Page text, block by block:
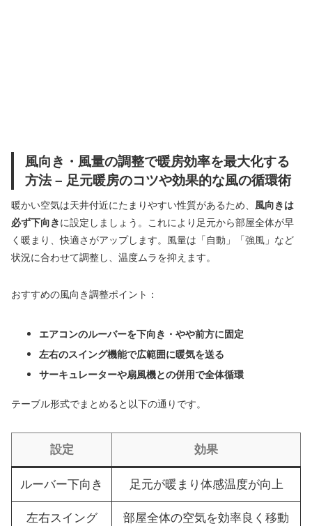
風向き・風量の調整で暖房効率を最大化する
方法 – 足元暖房のコツや効果的な風の循環術
暖かい空気は天井付近にたまりやすい性質があるため、 風向きは
必ず下向きに設定しましょう。これにより足元から部屋全体が早
く暖まり、快適さがアップします。風量は「自動」「強風」など
状況に合わせて調整し、温度ムラを抑えます。
おすすめの風向き調整ポイント：
エアコンのルーバーを下向き・やや前方に固定
左右のスイング機能で広範囲に暖気を送る
サーキュレーターや扇風機との併用で全体循環
テーブル形式でまとめると以下の通りです。
設定 効果
ルーバー下向き 足元が暖まり体感温度が向上
左右スイング 部屋全体の空気を効率良く移動